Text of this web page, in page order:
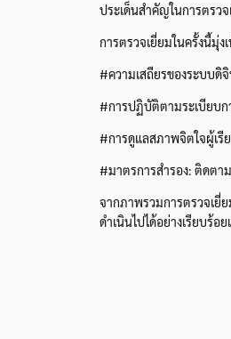
ประเด็นสำคัญในการตรว
การตรวจเยี่ยมในครั้งนี้มุ่
#ความเสถียรของระบบดิ
#การปฏิบัติตามระเบียบก
#การดูแลสภาพจิตใจผู้เรี
#มาตรการสำรอง: ติดตา
จากภาพรวมการตรวจเยี่
ดำเนินไปได้อย่างเรียบร้